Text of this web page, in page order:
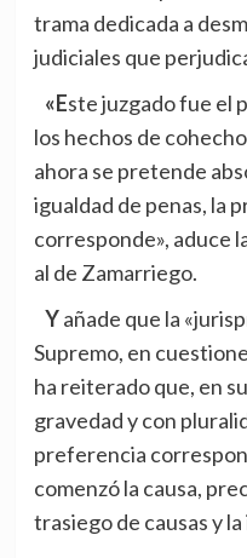
trama dedicada a
judiciales que
«Este juzgado fue el primero en incoar causa por
los hechos de
ahora se pretende
igualdad de penas, la
corresponde», aduce
al de Zamarriego.
Y añade que la «jurisprudencia del Tribunal
Supremo, en
ha reiterado que, en
gravedad y con
preferencia
comenzó la causa,
trasiego de causas y